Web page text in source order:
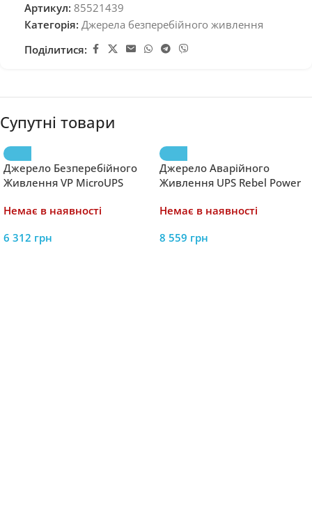
Артикул: 85521439
Категорія: Джерела безперебійного живлення
Поділитися:
Супутні товари
Джерело Безперебійного
Живлення VP MicroUPS
Надійний Захист для
Немає в наявності
6 312 грн
Джерело Аварійного
Живлення UPS Rebel Power
Надійний Захист для Ваших
Немає в наявності
8 559 грн